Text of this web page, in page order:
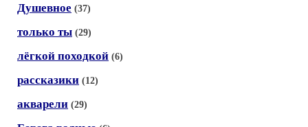
Душевное (37)
только ты (29)
лёгкой походкой (6)
рассказики (12)
акварели (29)